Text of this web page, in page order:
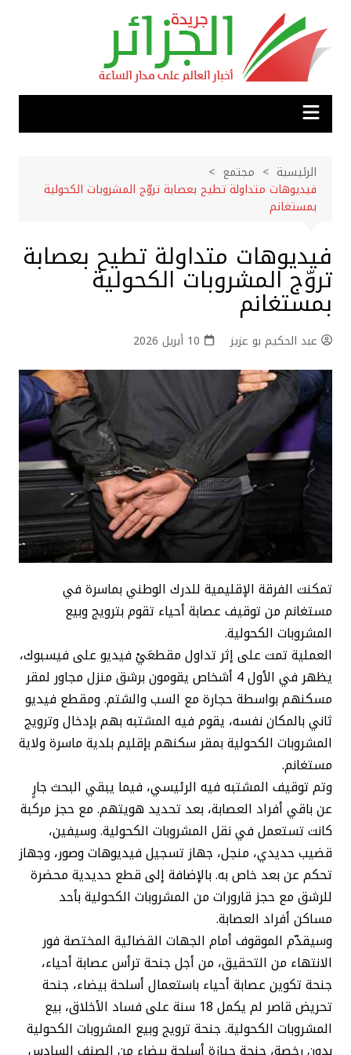
المحتوى
الرئيسية
مجتمع
فيديوهات متداولة تطيح بعصابة تروّج المشروبات الكحولية
بمستغانم
فيديوهات متداولة تطيح بعصابة
تروّج المشروبات الكحولية
بمستغانم
عبد الحكيم بو عزيز 10 أبريل 2026
تمكنت الفرقة الإقليمية للدرك الوطني بماسرة في
مستغانم من توقيف عصابة أحياء تقوم بترويج وبيع
المشروبات الكحولية.
العملية تمت على إثر تداول مقطعَيْ فيديو على فيسبوك،
يظهر في الأول 4 أشخاص يقومون برشق منزل مجاور لمقر
مسكنهم بواسطة حجارة مع السب والشتم. ومقطع فيديو
ثاني بالمكان نفسه، يقوم فيه المشتبه بهم بإدخال وترويج
المشروبات الكحولية بمقر سكنهم بإقليم بلدية ماسرة ولاية
مستغانم.
وتم توقيف المشتبه فيه الرئيسي، فيما يبقي البحث جارٍ
عن باقي أفراد العصابة، بعد تحديد هويتهم. مع حجز مركبة
كانت تستعمل في نقل المشروبات الكحولية. وسيفين،
قضيب حديدي، منجل، جهاز تسجيل فيديوهات وصور، وجهاز
تحكم عن بعد خاص به. بالإضافة إلى قطع حديدية محضرة
للرشق مع حجز قارورات من المشروبات الكحولية بأحد
مساكن أفراد العصابة.
وسيقدّم الموقوف أمام الجهات القضائية المختصة فور
الانتهاء من التحقيق، من أجل جنحة ترأس عصابة أحياء،
جنحة تكوين عصابة أحياء باستعمال أسلحة بيضاء، جنحة
تحريض قاصر لم يكمل 18 سنة على فساد الأخلاق، بيع
المشروبات الكحولية. جنحة ترويج وبيع المشروبات الكحولية